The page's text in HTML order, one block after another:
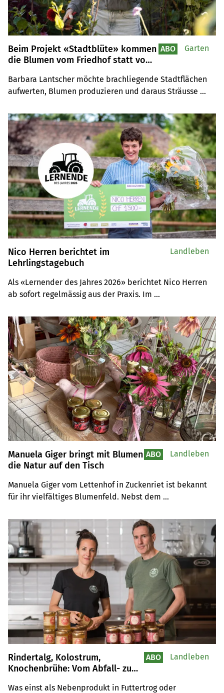
Beim Projekt «Stadtblüte» kommen
die Blumen vom Friedhof statt vom
Barbara Lantscher möchte brachliegende Stadtflächen
aufwerten, Blumen produzieren und daraus Sträusse
die Stadt Luzern und fördert so einen bewussten
Blumenkonsum.
ABO Garten
Nico Herren berichtet im
Lehrlingstagebuch
Als «Lernender des Jahres 2026» berichtet Nico Herren
ab sofort regelmässig aus der Praxis. Im
mit auf seinen Betrieb.
Landleben
Manuela Giger bringt mit Blumen
die Natur auf den Tisch
Manuela Giger vom Lettenhof in Zuckenriet ist bekannt
für ihr vielfältiges Blumenfeld. Nebst dem
ABO Landleben
Rindertalg, Kolostrum,
Knochenbrühe: Vom Abfall- zum
Was einst als Nebenprodukt in Futtertrog oder
ABO Landleben